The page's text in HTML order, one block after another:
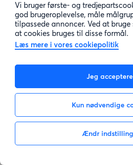
Vi bruger første- og
god brugeroplevelse, måle
tilpassede annoncer. Ved at
at cookies bruges til disse formål.
Læs mere i vores cookiepolitik
Jeg
Kun nødvendige
Ændr